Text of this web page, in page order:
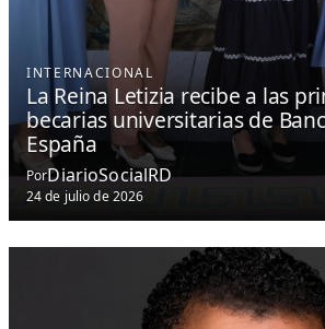
INTERNACIONAL
La Reina Letizia recibe a las
becarias universitarias de
España
PorDiarioSocialRD
24 de julio de 2026